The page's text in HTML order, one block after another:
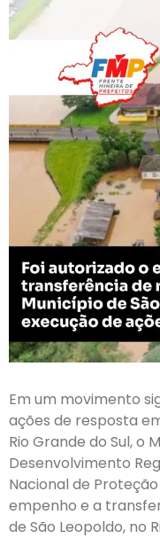
Em um movimento
ações de resposta
Rio Grande do Sul, o
Desenvolvimento
Nacional de
empenho e a
de São Leopoldo, no